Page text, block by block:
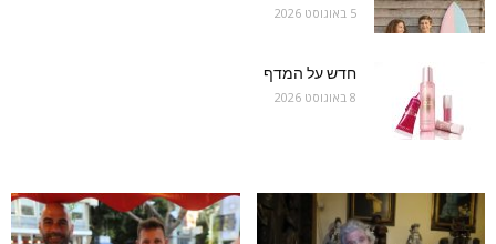
5 באוגוסט 2026
חדש על המדף
8 באוגוסט 2026